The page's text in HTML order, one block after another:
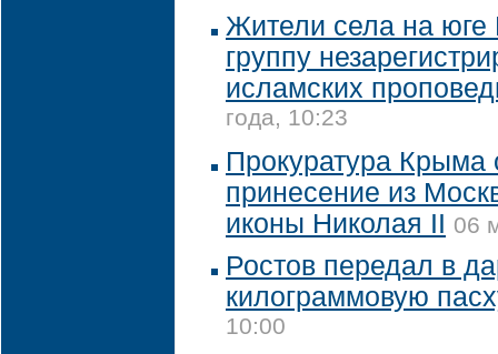
Жители села на юге
группу
исламских
года, 10:23
Прокуратура Крыма
принесение из
иконы Николая II 06
Ростов передал в
килограммовую
10:00